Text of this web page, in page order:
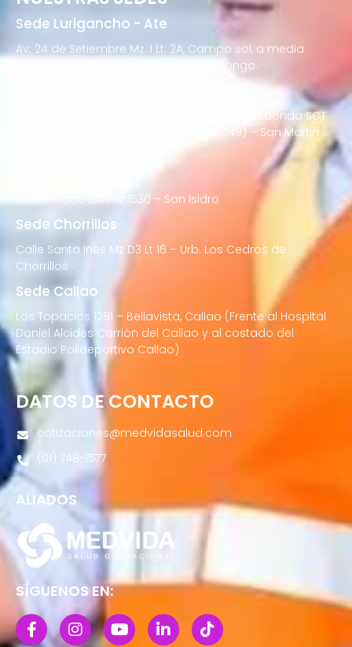
Sede Lurigancho - Ate
Av. 24 de Setiembre Mz. I Lt. 2A, Campo sol, a media
cuadra del Paradero Cabana, Carapongo.
Av. Francisco Bolognesi Nro. 101 Urb. Mesa Redonda SCT
02 (Esquina con Av. Gerardo Unger 7049) – San Martin
Javier Prado Este N°1530 – San Isidro
Sede Chorrillos
Calle Santa Inés Mz D3 Lt 16 – Urb. Los Cedros de
Chorrillos
Sede Callao
Los Topacios 1291 – Bellavista, Callao (Frente al Hospital
Daniel Alcides Carrión del Callao y al costado del
Estadio Polideportivo Callao)
DATOS DE CONTACTO
cotizaciones@medvidasalud.com
(01) 748-1577
ALIADOS
SÍGUENOS EN: